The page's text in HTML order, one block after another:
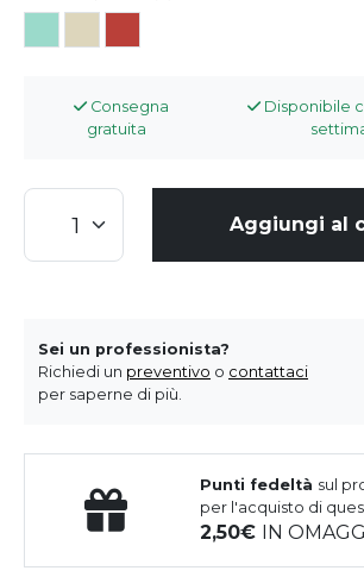
Consegna
gratuita
Disponibile
Aggiungi al
Sei un professionista?
Richiedi un preventivo o contattaci
per saperne di più.
Punti fedeltà sul
per l'acquisto di
2,50 IN